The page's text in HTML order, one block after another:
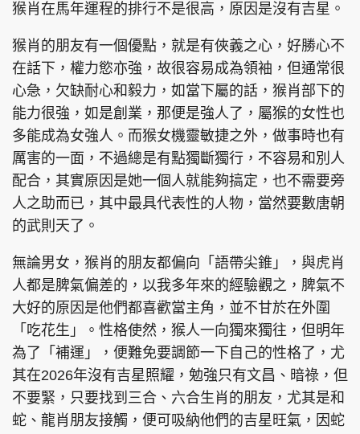
猴肖在馬年運程的排行不是很高，原因是沒有吉星。
猴肖的朋友有一個優點，就是有俠義之心，好勝心不
在話下，權力慾亦強，故很容易成為領袖，但通常很
心急，欠缺耐心和毅力，如當下屬的話，猴肖部下的
能力很強，如是創業，那便是強人了，屬猴的女性也
多能成為女強人。而猴女機靈敏捷之外，做事時也有
厲害的一面，不過總是有點獨斷獨行，不容易和別人
配合，其實原因是她一個人就能夠搞定，也不需要旁
人之助而已，其中最具代表性的人物，當然要數唐朝
的武則天了。
無論男女，猴肖的朋友都偏向「語帶尖錐」，與虎肖
人都是脾氣偏差的，以我多年來的經驗觀之，脾氣不
大好的原因是他們都喜歡當主角，並不甘於在外圍
「吃花生」。性格使然，猴人一向獨來獨往，但明年
為了「補運」，便難免要調節一下自己的性格了，尤
其在2026年沒有吉星照耀，勉強只有文昌、暗祿，但
不要緊，只要找到三合、六合生肖的朋友，尤其是和
蛇、龍肖朋友接觸，便可吸納他們的吉星旺氣，因蛇